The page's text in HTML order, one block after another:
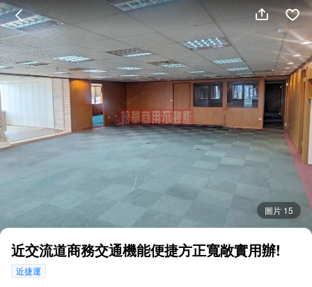
圖片 15
近交流道商務交通機能便捷方正寬敞實用辦!
近捷運